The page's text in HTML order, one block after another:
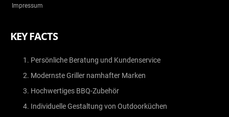
Impressum
KEY FACTS
Persönliche Beratung und Kundenservice
Modernste Griller namhafter Marken
Hochwertiges BBQ-Zubehör
Individuelle Gestaltung von Outdoorküchen